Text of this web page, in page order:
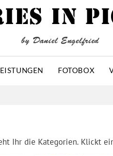
IN
by Daniel Engelfried
FOTOBOX
Ihr die Kategorien. Klickt